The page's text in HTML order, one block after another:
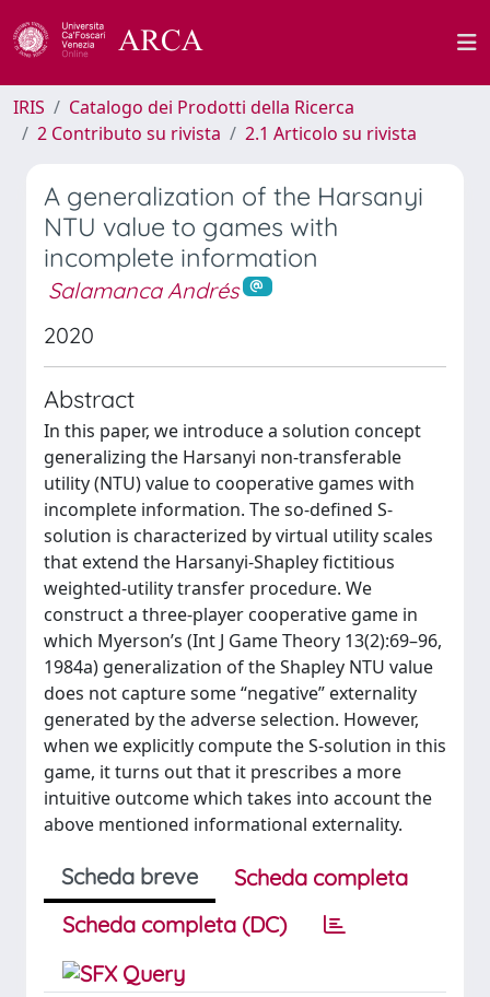
IRIS
Catalogo dei Prodotti della Ricerca
2 Contributo su rivista
2.1 Articolo su rivista
A generalization of the Harsanyi
NTU value to games with
incomplete information
Salamanca Andrés
2020
Abstract
In this paper, we introduce a solution concept
generalizing the Harsanyi non-transferable
utility (NTU) value to cooperative games with
incomplete information. The so-defined S-
solution is characterized by virtual utility scales
that extend the Harsanyi-Shapley fictitious
weighted-utility transfer procedure. We
construct a three-player cooperative game in
which Myerson’s (Int J Game Theory 13(2):69–96,
1984a) generalization of the Shapley NTU value
does not capture some “negative” externality
generated by the adverse selection. However,
when we explicitly compute the S-solution in this
game, it turns out that it prescribes a more
intuitive outcome which takes into account the
above mentioned informational externality.
Scheda breve
Scheda completa
Scheda completa (DC)